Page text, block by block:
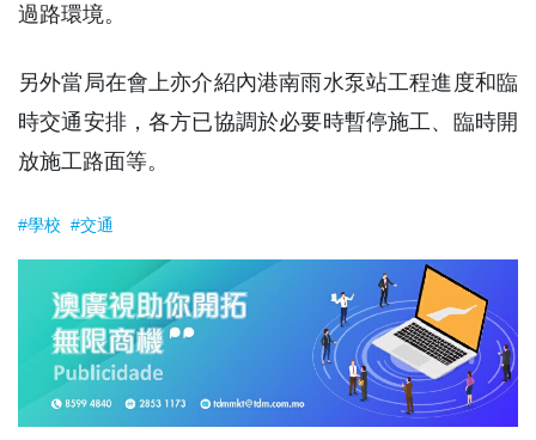
過路環境。
另外當局在會上亦介紹內港南雨水泵站工程進度和臨
時交通安排，各方已協調於必要時暫停施工、臨時開
放施工路面等。
#學校 #交通